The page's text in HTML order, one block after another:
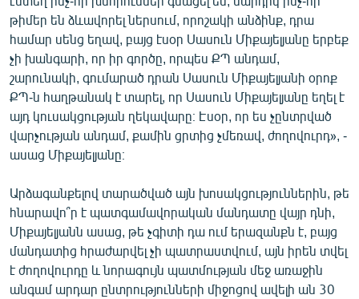
թիմեր են ձևավորել ներսում, որոշակի անձինք, դրա
համար սենց եղավ, բայց էսօր Սասուն Միքայելյանը երբեք
չի խանգարի, որ իր գործը, որպես ՔՊ անդամ,
շարունակի, գումարած դրան Սասուն Միքայելյանի օրոք
ՔՊ-ն հաղթանակ է տարել, որ Սասուն Միքայելյանը եղել է
այդ կուսակցության ղեկավարը։ Էսօր, որ ես չընտրված
վարչության անդամ, քամին ցրտից չմեռավ, ժողովուրդ», -
ասաց Միքայելյանը։
Արձագանքելով տարածված այն խոսակցություններին, թե
հնարավո՞ր է պատգամավորական մանդատը վայր դնի,
Միքայելյանն ասաց, թե չգիտի դա ում երազանքն է, բայց
մանդատից հրաժարվել չի պատրաստվում, այն իրեն տվել
է ժողովուրդը և նորագույն պատմության մեջ առաջին
անգամ արդար ընտրությունների միջոցով ավելի ան 30